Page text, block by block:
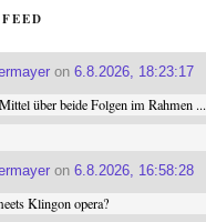
on6.8.2026, 18:23:17
über beide Folgen im Rahmen ...
on6.8.2026, 16:58:28
Klingon opera?